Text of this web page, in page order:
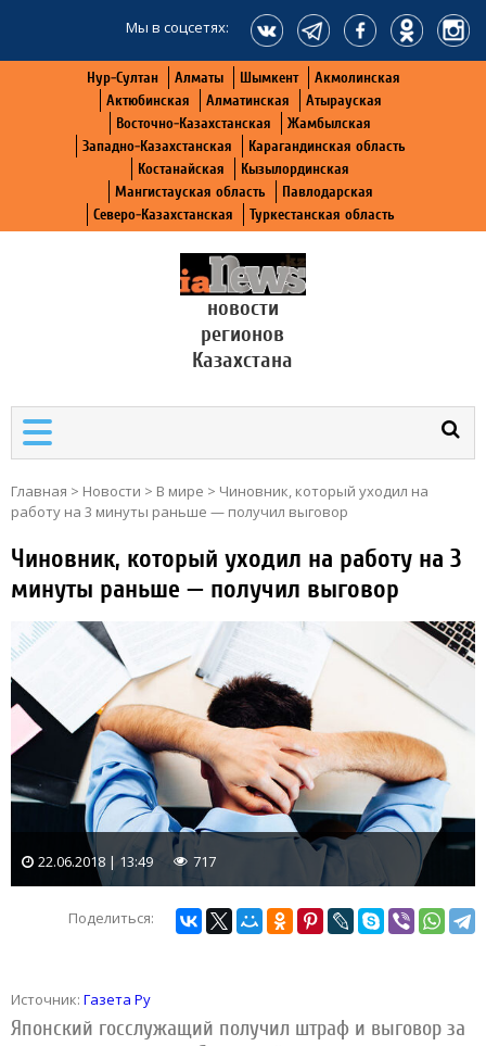
Мы в соцсетях:
Нур-Султан Алматы Шымкент
Акмолинская
Актюбинская
Алматинская
Атырауская
Восточно-Казахстанская
Жамбылская
Западно-Казахстанская
Карагандинская область
Костанайская
Кызылординская
Мангистауская область
Павлодарская
Северо-Казахстанская
Туркестанская область
новости
регионов
Казахстана
Главная > Новости > В мире > Чиновник, который уходил на
работу на 3 минуты раньше — получил выговор
Чиновник, который уходил на работу на 3
минуты раньше — получил выговор
22.06.2018 | 13:49 717
Поделиться:
Источник: Газета Ру
Японский госслужащий получил штраф и выговор за